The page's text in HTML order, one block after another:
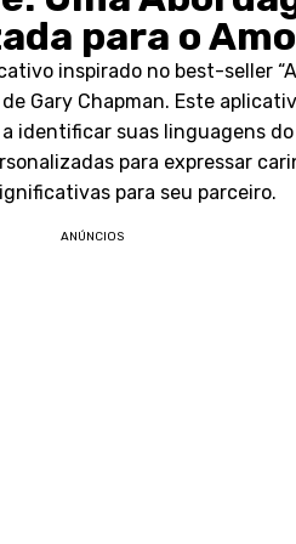
para o
inspirado no best-seller
Gary Chapman. Este
identificar suas linguagens do
para expressar
para seu parceiro.
ANÚNCIOS